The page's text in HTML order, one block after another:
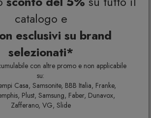
catalogo e
esclusivi su brand
selezionati*
con altre promo e non applicabile
su:
Casa, Samsonite, BBB Italia, Franke,
Plust, Samsung, Faber, Dunavox,
Zafferano, VG, Slide
Arredo interno